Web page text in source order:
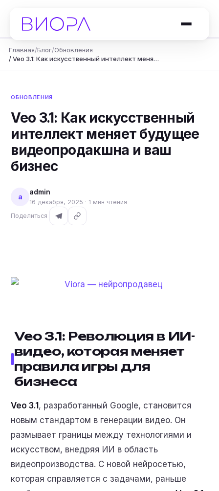
Главная/Блог/Обновления
/ Veo 3.1: Как искусственный интеллект меня…
ОБНОВЛЕНИЯ
Veo 3.1: Как искусственный
интеллект меняет будущее
видеопродакшна и ваш
бизнес
a
admin
16 декабря, 2025 · 1 мин чтения
Поделиться
Veo 3.1: Революция в ИИ-
видео, которая меняет
правила игры для
бизнеса
Veo 3.1 , разработанный Google, становится
новым стандартом в генерации видео. Он
размывает границы между технологиями и
искусством, внедряя ИИ в область
видеопроизводства. С новой нейросетью,
которая справляется с задачами, раньше